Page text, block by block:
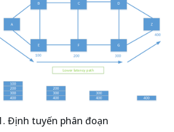
Định tuyến phân đoạn